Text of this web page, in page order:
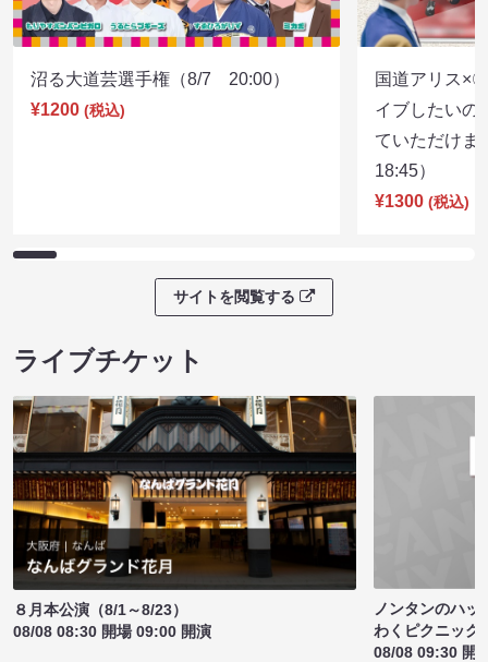
沼る大道芸選手権（8/7 20:00）
¥1200 (税込)
国道アリス×
イブしたいの
ていただけ
18:45）
¥1300 (税込)
サイトを閲覧する
ライブチケット
８月本公演（8/1～8/23）
08/08 08:30 開場 09:00 開演
ノンタンのハッ
わくピクニック
08/08 09:30 開